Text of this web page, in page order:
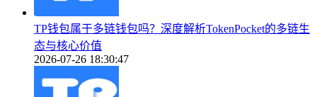
TP钱包属于多链钱包吗？深度解析TokenPocket的多链生
态与核心价值
2026-07-26 18:30:47